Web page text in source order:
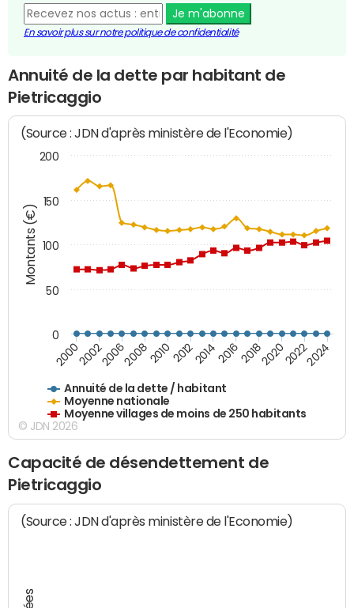
Je m'abonne
En savoir plus sur notre politique de confidentialité
Annuité de la dette par habitant de
Pietricaggio
Montants (€)
(Source : JDN d'après ministère de l'Economie)
Annuité de la dette / habitant
Moyenne nationale
Moyenne villages de moins de 250 habitants
200020022006200820102012201420162018202020222024
0
50
100
150
200
© JDN 2026
Capacité de désendettement de
Pietricaggio
(Source : JDN d'après ministère de l'Economie)